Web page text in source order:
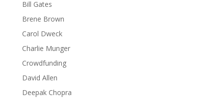
Bill Gates
Brene Brown
Carol Dweck
Charlie Munger
Crowdfunding
David Allen
Deepak Chopra